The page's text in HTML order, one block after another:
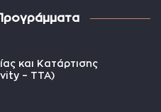
και Κατάρτισης
– TTA)